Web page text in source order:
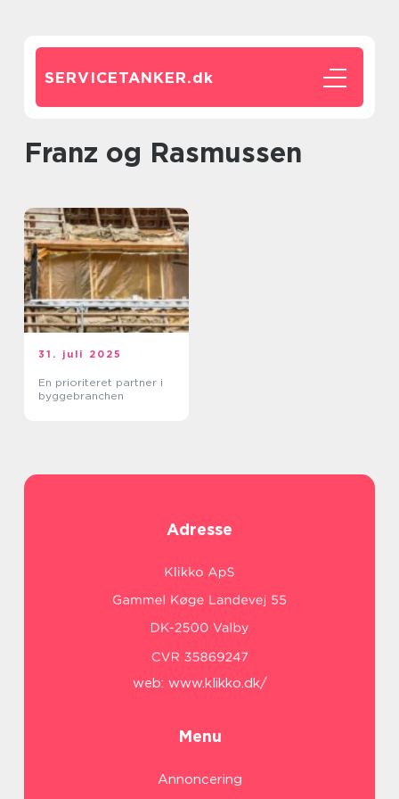
SERVICETANKER.dk
Franz og Rasmussen
31. juli 2025
En prioriteret partner i
byggebranchen
Adresse
web: www.klikko.dk/
Menu
Annoncering